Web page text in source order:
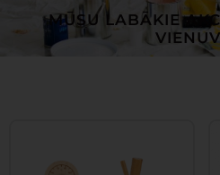
MŪSU LABĀKIE